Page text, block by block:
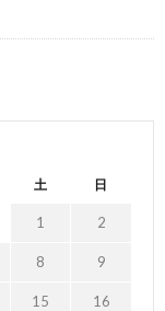
土 日
1 2
8 9
15 16